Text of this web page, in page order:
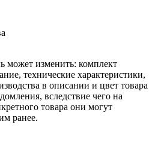
может изменить: комплект
технические характеристики,
в описании и цвет товара
вследствие чего на
товара они могут
ранее.